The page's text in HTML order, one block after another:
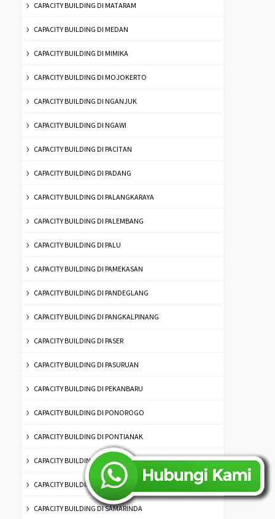
CAPACITY BUILDING DI MATARAM
CAPACITY BUILDING DI MEDAN
CAPACITY BUILDING DI MIMIKA
CAPACITY BUILDING DI MOJOKERTO
CAPACITY BUILDING DI NGANJUK
CAPACITY BUILDING DI NGAWI
CAPACITY BUILDING DI PACITAN
CAPACITY BUILDING DI PADANG
CAPACITY BUILDING DI PALANGKARAYA
CAPACITY BUILDING DI PALEMBANG
CAPACITY BUILDING DI PALU
CAPACITY BUILDING DI PAMEKASAN
CAPACITY BUILDING DI PANDEGLANG
CAPACITY BUILDING DI PANGKALPINANG
CAPACITY BUILDING DI PASER
CAPACITY BUILDING DI PASURUAN
CAPACITY BUILDING DI PEKANBARU
CAPACITY BUILDING DI PONOROGO
CAPACITY BUILDING DI PONTIANAK
CAPACITY BUILDING DI PROBOLINGGO
CAPACITY BUILDING DI RIAU
CAPACITY BUILDING DI SAMARINDA